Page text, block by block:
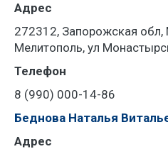
Адрес
272312, Запорожская обл,
Мелитополь, ул
Телефон
8 (990) 000-14-86
Беднова Наталья
Адрес